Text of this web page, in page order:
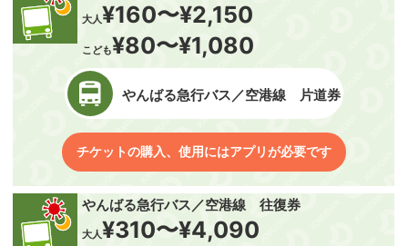
大人¥160〜¥2,150
こども¥80〜¥1,080
やんばる急行バス／空港線 片道券
チケットの購入、使用にはアプリが必要です
やんばる急行バス／空港線 往復券
大人¥310〜¥4,090